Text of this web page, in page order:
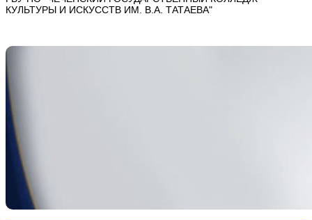
КУЛЬТУРЫ И ИСКУССТВ ИМ. В.А. ТАТАЕВА"